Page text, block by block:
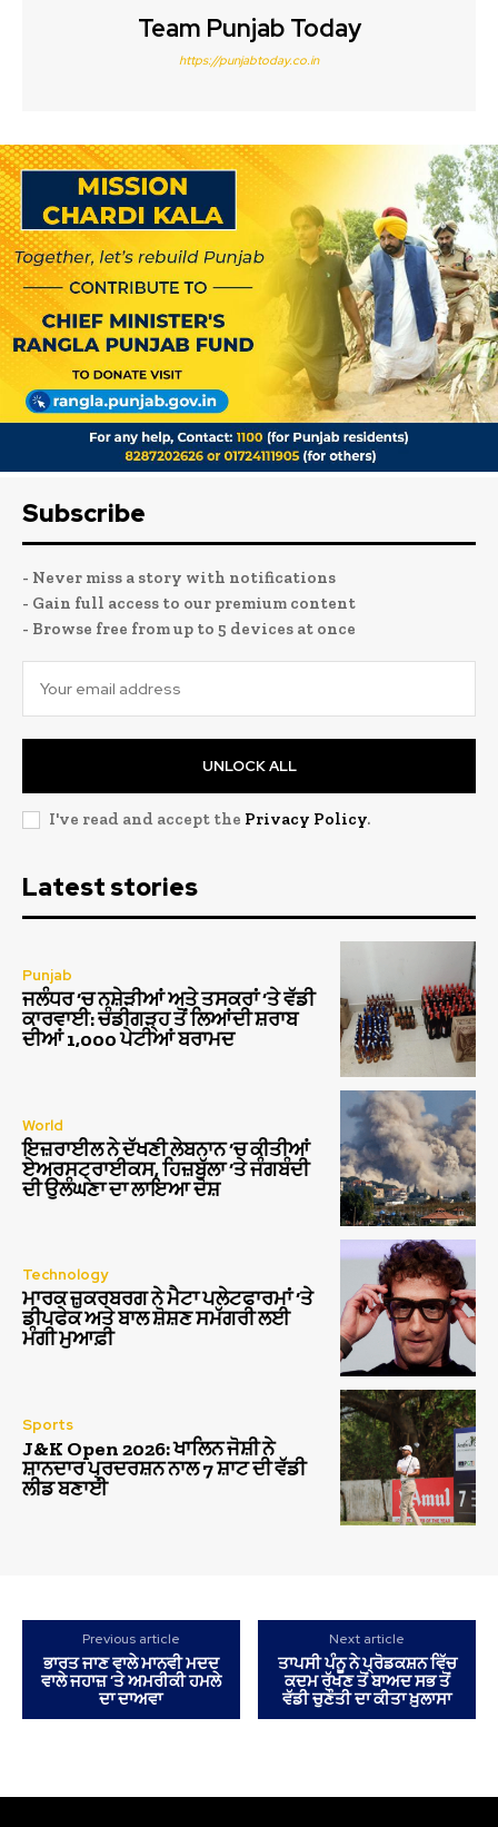
Team Punjab Today
https://punjabtoday.co.in
Subscribe
- Never miss a story with notifications
- Gain full access to our premium content
- Browse free from up to 5 devices at once
UNLOCK ALL
I've read and accept the Privacy Policy.
Latest stories
Punjab
ਜਲੰਧਰ ‘ਚ ਨਸ਼ੇੜੀਆਂ ਅਤੇ ਤਸਕਰਾਂ ‘ਤੇ ਵੱਡੀ
ਕਾਰਵਾਈ: ਚੰਡੀਗੜ੍ਹ ਤੋਂ ਲਿਆਂਦੀ ਸ਼ਰਾਬ
ਦੀਆਂ 1,000 ਪੇਟੀਆਂ ਬਰਾਮਦ
World
ਇਜ਼ਰਾਈਲ ਨੇ ਦੱਖਣੀ ਲੇਬਨਾਨ ‘ਚ ਕੀਤੀਆਂ
ਏਅਰਸਟ੍ਰਾਈਕਸ, ਹਿਜ਼ਬੁੱਲਾ ‘ਤੇ ਜੰਗਬੰਦੀ
ਦੀ ਉਲੰਘਣਾ ਦਾ ਲਾਇਆ ਦੋਸ਼
Technology
ਮਾਰਕ ਜ਼ੁਕਰਬਰਗ ਨੇ ਮੈਟਾ ਪਲੇਟਫਾਰਮਾਂ ‘ਤੇ
ਡੀਪਫੇਕ ਅਤੇ ਬਾਲ ਸ਼ੋਸ਼ਣ ਸਮੱਗਰੀ ਲਈ
ਮੰਗੀ ਮੁਆਫ਼ੀ
Sports
J&K Open 2026: ਖਾਲਿਨ ਜੋਸ਼ੀ ਨੇ
ਸ਼ਾਨਦਾਰ ਪ੍ਰਦਰਸ਼ਨ ਨਾਲ 7 ਸ਼ਾਟ ਦੀ ਵੱਡੀ
ਲੀਡ ਬਣਾਈ
Previous article
ਭਾਰਤ ਜਾਣ ਵਾਲੇ ਮਾਨਵੀ ਮਦਦ
ਵਾਲੇ ਜਹਾਜ਼ ’ਤੇ ਅਮਰੀਕੀ ਹਮਲੇ
ਦਾ ਦਾਅਵਾ
Next article
ਤਾਪਸੀ ਪੰਨੂ ਨੇ ਪ੍ਰੋਡਕਸ਼ਨ ਵਿੱਚ
ਕਦਮ ਰੱਖਣ ਤੋਂ ਬਾਅਦ ਸਭ ਤੋਂ
ਵੱਡੀ ਚੁਣੌਤੀ ਦਾ ਕੀਤਾ ਖ਼ੁਲਾਸਾ